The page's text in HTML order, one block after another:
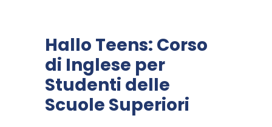
Hallo Teens: Corso
di Inglese per
Studenti delle
Scuole Superiori